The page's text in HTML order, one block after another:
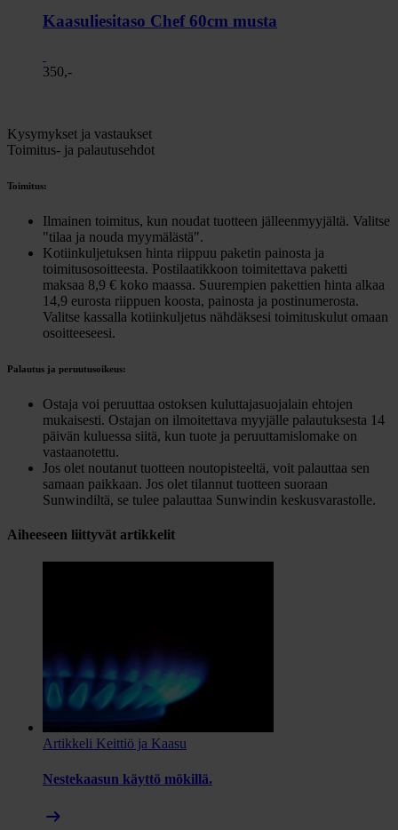
Kaasuliesitaso Chef 60cm musta
350,-
Kysymykset ja vastaukset
Toimitus- ja palautusehdot
Toimitus:
Ilmainen toimitus, kun noudat tuotteen jälleenmyyjältä. Valitse
"tilaa ja nouda myymälästä".
Kotiinkuljetuksen hinta riippuu paketin painosta ja
toimitusosoitteesta. Postilaatikkoon toimitettava paketti
maksaa 8,9 € koko maassa. Suurempien pakettien hinta alkaa
14,9 eurosta riippuen koosta, painosta ja postinumerosta.
Valitse kassalla kotiinkuljetus nähdäksesi toimituskulut omaan
osoitteeseesi.
Palautus ja peruutusoikeus:
Ostaja voi peruuttaa ostoksen kuluttajasuojalain ehtojen
mukaisesti. Ostajan on ilmoitettava myyjälle palautuksesta 14
päivän kuluessa siitä, kun tuote ja peruuttamislomake on
vastaanotettu.
Jos olet noutanut tuotteen noutopisteeltä, voit palauttaa sen
samaan paikkaan. Jos olet tilannut tuotteen suoraan
Sunwindiltä, se tulee palauttaa Sunwindin keskusvarastolle.
Aiheeseen liittyvät artikkelit
Artikkeli Keittiö ja Kaasu
Nestekaasun käyttö mökillä.
arrow_right_alt